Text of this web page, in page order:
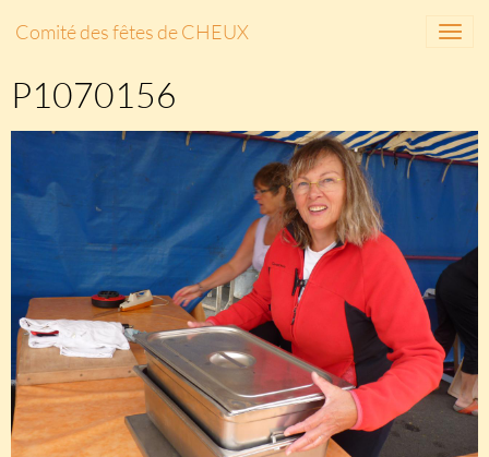
Comité des fêtes de CHEUX
P1070156